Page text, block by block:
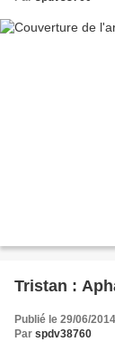
Tristan :
Publié le 29/06/
Par spdv38760